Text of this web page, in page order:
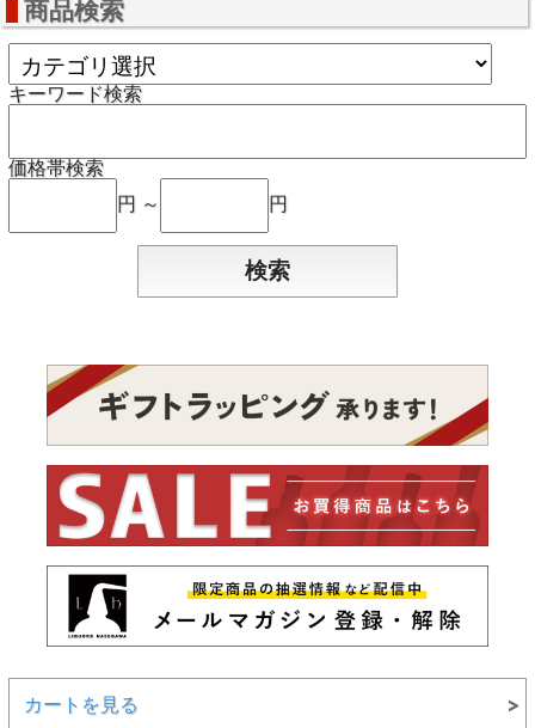
商品検索
キーワード検索
価格帯検索
円 ～
円
カートを見る